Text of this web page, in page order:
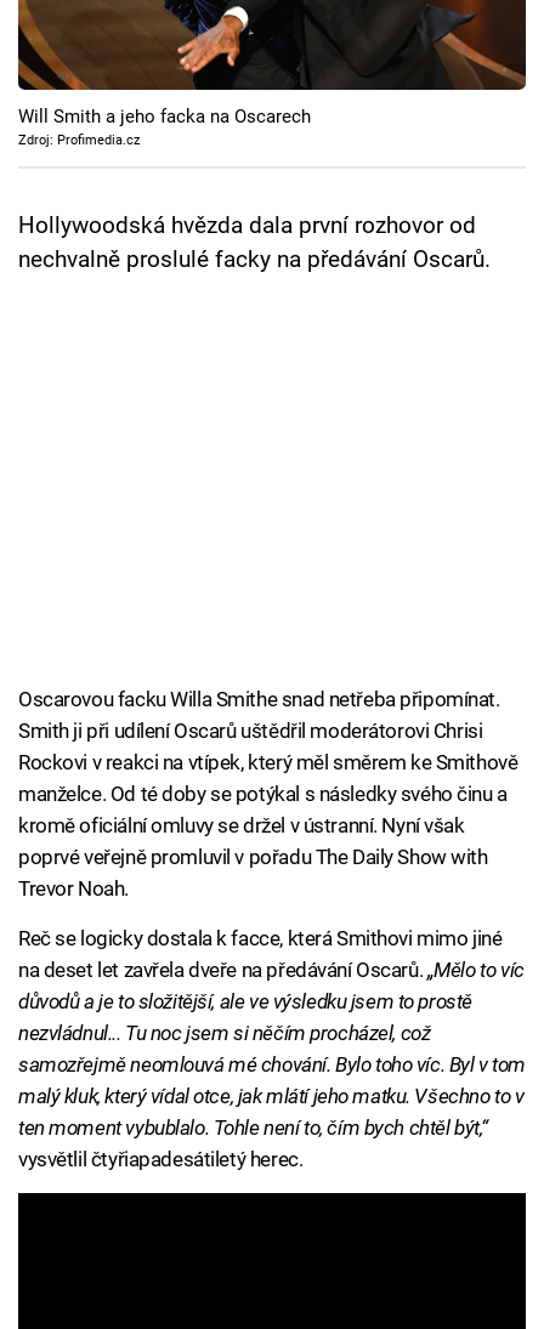
Cool Esport
Pořady
TV Program
Přihlášení
Will Smith a jeho facka na Oscarech
Zdroj: Profimedia.cz
Hollywoodská hvězda dala první rozhovor od
nechvalně proslulé facky na předávání Oscarů.
Oscarovou facku Willa Smithe snad netřeba připomínat.
Smith ji při udílení Oscarů uštědřil moderátorovi Chrisi
Rockovi v reakci na vtípek, který měl směrem ke Smithově
manželce. Od té doby se potýkal s následky svého činu a
kromě oficiální omluvy se držel v ústranní. Nyní však
poprvé veřejně promluvil v pořadu The Daily Show with
Trevor Noah.
Reč se logicky dostala k facce, která Smithovi mimo jiné
na deset let zavřela dveře na předávání Oscarů. „Mělo to víc
důvodů a je to složitější, ale ve výsledku jsem to prostě
nezvládnul... Tu noc jsem si něčím procházel, což
samozřejmě neomlouvá mé chování. Bylo toho víc. Byl v tom
malý kluk, který vídal otce, jak mlátí jeho matku. Všechno to v
ten moment vybublalo. Tohle není to, čím bych chtěl být,“
vysvětlil čtyřiapadesátiletý herec.